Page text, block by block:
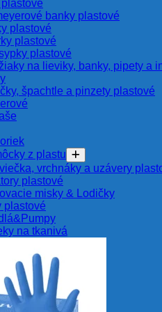
plastové
banky plastové
plastové
plastové
plastové
na lieviky, banky, pipety a
špachtle a pinzety plastové
z plastu
vrchnáky a uzávery
plastové
misky & Lodičky
plastové
na tkanivá